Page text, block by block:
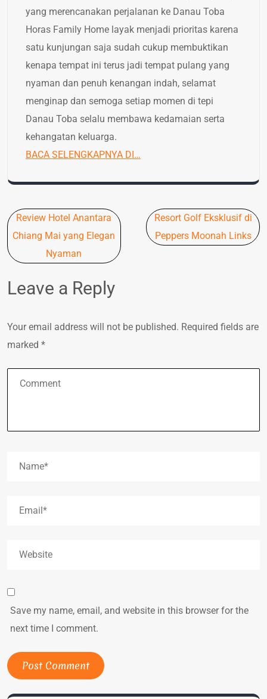
yang merencanakan perjalanan ke Danau Toba
Horas Family Home layak menjadi prioritas karena
satu kunjungan saja sudah cukup membuktikan
kenapa tempat ini terus jadi tempat pulang yang
nyaman dan penuh kenangan indah, selamat
menginap dan semoga setiap momen di tepi
Danau Toba selalu membawa kedamaian serta
kehangatan keluarga.
BACA SELENGKAPNYA DI…
Post
navigation
Review Hotel Anantara
Chiang Mai yang Elegan
Nyaman
Resort Golf Eksklusif di
Peppers Moonah Links
Leave a Reply
Your email address will not be published. Required fields are
marked *
Save my name, email, and website in this browser for the
next time I comment.